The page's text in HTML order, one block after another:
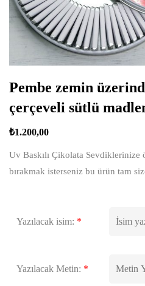
Pembe zemin
çerçeveli sütlü
₺1.200,00
Uv Baskılı Çikolata Sevdiklerinize
bırakmak isterseniz bu ürün tam
Yazılacak isim: *
Yazılacak Metin: *